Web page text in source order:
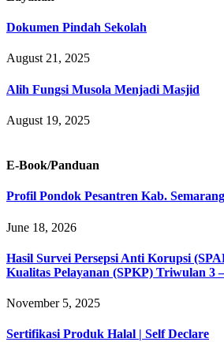
Dokumen Pindah Sekolah
August 21, 2025
Alih Fungsi Musola Menjadi Masjid
August 19, 2025
E-Book/Panduan
Profil Pondok Pesantren Kab.
June 18, 2026
Hasil Survei Persepsi Anti Korupsi
Kualitas Pelayanan (SPKP) Triwulan 3
November 5, 2025
Sertifikasi Produk Halal | Self Declare